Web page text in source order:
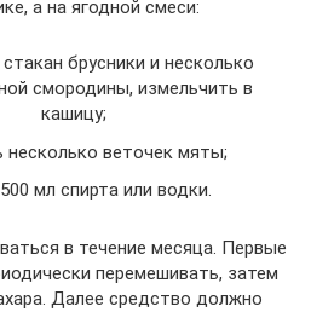
а на ягодной смеси:
брусники и несколько
смородины, измельчить в
кашицу;
несколько веточек мяты;
мл спирта или водки.
в течение месяца. Первые
перемешивать, затем
Далее средство должно